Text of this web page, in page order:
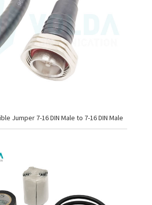
Jumper 7-16 DIN Male to 7-16 DIN Male